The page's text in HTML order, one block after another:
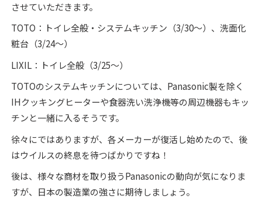
させていただきます。
TOTO：トイレ全般・システムキッチン（3/30～）、洗面化
粧台（3/24～）
LIXIL：トイレ全般（3/25～）
TOTOのシステムキッチンについては、Panasonic製を除く
IHクッキングヒーターや食器洗い洗浄機等の周辺機器もキッ
チンと一緒に入るそうです。
徐々にではありますが、各メーカーが復活し始めたので、後
はウイルスの終息を待つばかりですね！
後は、様々な商材を取り扱うPanasonicの動向が気になりま
すが、日本の製造業の強さに期待しましょう。